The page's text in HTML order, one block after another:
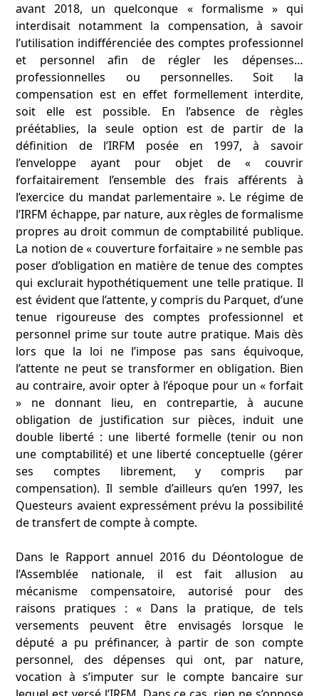
avant 2018, un quelconque « formalisme » qui
interdisait notamment la compensation, à savoir
l’utilisation indifférenciée des comptes professionnel
et personnel afin de régler les dépenses…
professionnelles ou personnelles. Soit la
compensation est en effet formellement interdite,
soit elle est possible. En l’absence de règles
préétablies, la seule option est de partir de la
définition de l’IRFM posée en 1997, à savoir
l’enveloppe ayant pour objet de « couvrir
forfaitairement l’ensemble des frais afférents à
l’exercice du mandat parlementaire ». Le régime de
l’IRFM échappe, par nature, aux règles de formalisme
propres au droit commun de comptabilité publique.
La notion de « couverture forfaitaire » ne semble pas
poser d’obligation en matière de tenue des comptes
qui exclurait hypothétiquement une telle pratique. Il
est évident que l’attente, y compris du Parquet, d’une
tenue rigoureuse des comptes professionnel et
personnel prime sur toute autre pratique. Mais dès
lors que la loi ne l’impose pas sans équivoque,
l’attente ne peut se transformer en obligation. Bien
au contraire, avoir opter à l’époque pour un « forfait
» ne donnant lieu, en contrepartie, à aucune
obligation de justification sur pièces, induit une
double liberté : une liberté formelle (tenir ou non
une comptabilité) et une liberté conceptuelle (gérer
ses comptes librement, y compris par
compensation). Il semble d’ailleurs qu’en 1997, les
Questeurs avaient expressément prévu la possibilité
de transfert de compte à compte.
Dans le Rapport annuel 2016 du Déontologue de
l’Assemblée nationale, il est fait allusion au
mécanisme compensatoire, autorisé pour des
raisons pratiques : « Dans la pratique, de tels
versements peuvent être envisagés lorsque le
député a pu préfinancer, à partir de son compte
personnel, des dépenses qui ont, par nature,
vocation à s’imputer sur le compte bancaire sur